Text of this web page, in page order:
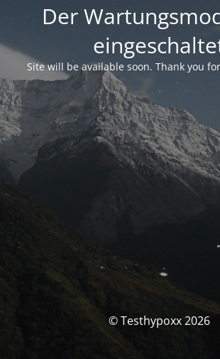
Der
Site will be available soon. Thank you
© Testhypoxx 2026